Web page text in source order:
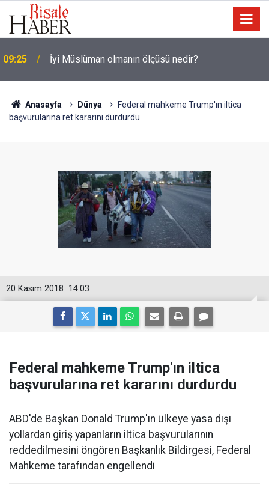
09:25 İyi Müslüman olmanın ölçüsü nedir?
Anasayfa Dünya
Federal mahkeme Trump'ın iltica
başvurularına ret kararını durdurdu
14:03
20 Kasım 2018
Federal mahkeme Trump'ın iltica
başvurularına ret kararını durdurdu
ABD'de Başkan Donald Trump'ın ülkeye yasa dışı
yollardan giriş yapanların iltica başvurularının
reddedilmesini öngören Başkanlık Bildirgesi, Federal
Mahkeme tarafından engellendi